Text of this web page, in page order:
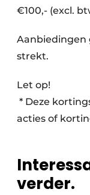
€100,- (excl.
Aanbiedingen
strekt.
Let op!
* Deze
acties of
verder.